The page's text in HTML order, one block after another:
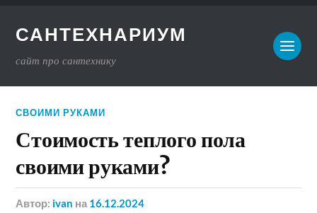
САНТЕХНАРИУМ
сайт про сантехнику
СВОИМИ РУКАМИ
Стоимость теплого пола
своими руками?
Автор: ivan на 16.12.2024